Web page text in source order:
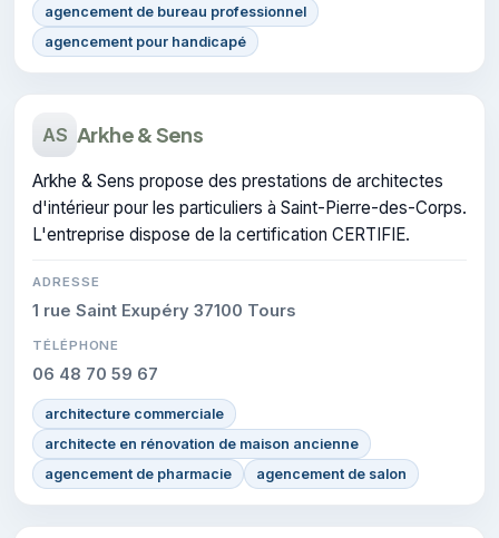
agencement de bureau professionnel
agencement pour handicapé
AS Arkhe & Sens
Arkhe & Sens propose des prestations de architectes
d'intérieur pour les particuliers à Saint-Pierre-des-Corps.
L'entreprise dispose de la certification CERTIFIE.
ADRESSE
1 rue Saint Exupéry 37100 Tours
TÉLÉPHONE
06 48 70 59 67
architecture commerciale
architecte en rénovation de maison ancienne
agencement de pharmacie
agencement de salon